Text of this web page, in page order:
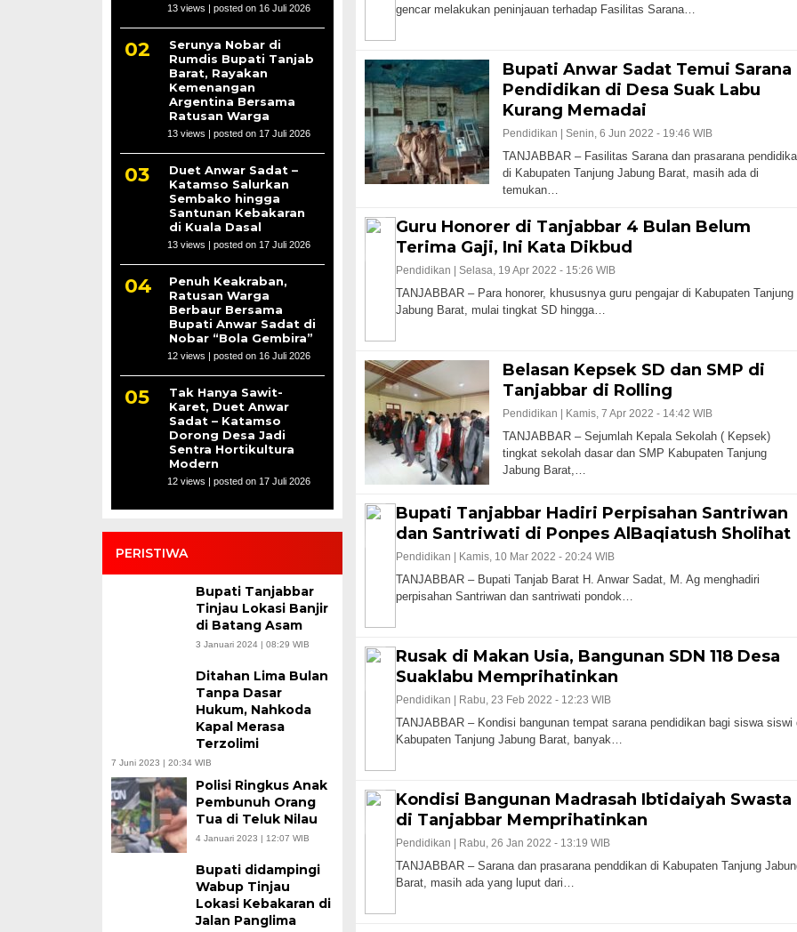
13 views | posted on 16 Juli 2026
Serunya Nobar di
Rumdis Bupati Tanjab
Barat, Rayakan
Kemenangan
Argentina Bersama
Ratusan Warga
13 views | posted on 17 Juli 2026
Duet Anwar Sadat –
Katamso Salurkan
Sembako hingga
Santunan Kebakaran
di Kuala Dasal
13 views | posted on 17 Juli 2026
Penuh Keakraban,
Ratusan Warga
Berbaur Bersama
Bupati Anwar Sadat di
Nobar “Bola Gembira”
12 views | posted on 16 Juli 2026
Tak Hanya Sawit-
Karet, Duet Anwar
Sadat – Katamso
Dorong Desa Jadi
Sentra Hortikultura
Modern
12 views | posted on 17 Juli 2026
PERISTIWA
Bupati Tanjabbar
Tinjau Lokasi Banjir
di Batang Asam
3 Januari 2024 | 08:29 WIB
Ditahan Lima Bulan
Tanpa Dasar
Hukum, Nahkoda
Kapal Merasa
Terzolimi
7 Juni 2023 | 20:34 WIB
Polisi Ringkus Anak
Pembunuh Orang
Tua di Teluk Nilau
4 Januari 2023 | 12:07 WIB
Bupati didampingi
Wabup Tinjau
Lokasi Kebakaran di
Jalan Panglima
gencar melakukan peninjauan terhadap Fasilitas Sarana…
Bupati Anwar Sadat Temui Sarana
Pendidikan di Desa Suak Labu
Kurang Memadai
Pendidikan | Senin, 6 Jun 2022 - 19:46 WIB
TANJABBAR – Fasilitas Sarana dan prasarana
di Kabupaten Tanjung Jabung Barat, masih ada di
temukan…
Guru Honorer di Tanjabbar 4 Bulan Belum
Terima Gaji, Ini Kata Dikbud
Pendidikan | Selasa, 19 Apr 2022 - 15:26 WIB
TANJABBAR – Para honorer, khususnya guru pengajar di Kabupaten Tanjung
Jabung Barat, mulai tingkat SD hingga…
Belasan Kepsek SD dan SMP di
Tanjabbar di Rolling
Pendidikan | Kamis, 7 Apr 2022 - 14:42 WIB
TANJABBAR – Sejumlah Kepala Sekolah ( Kepsek)
tingkat sekolah dasar dan SMP Kabupaten Tanjung
Jabung Barat,…
Bupati Tanjabbar Hadiri Perpisahan Santriwan
dan Santriwati di Ponpes AlBaqiatush Sholihat
Pendidikan | Kamis, 10 Mar 2022 - 20:24 WIB
TANJABBAR – Bupati Tanjab Barat H. Anwar Sadat, M. Ag menghadiri
perpisahan Santriwan dan santriwati pondok…
Rusak di Makan Usia, Bangunan SDN 118 Desa
Suaklabu Memprihatinkan
Pendidikan | Rabu, 23 Feb 2022 - 12:23 WIB
TANJABBAR – Kondisi bangunan tempat sarana pendidikan bagi siswa siswi
Kabupaten Tanjung Jabung Barat, banyak…
Kondisi Bangunan Madrasah Ibtidaiyah Swasta
di Tanjabbar Memprihatinkan
Pendidikan | Rabu, 26 Jan 2022 - 13:19 WIB
TANJABBAR – Sarana dan prasarana penddikan di Kabupaten Tanjung
Barat, masih ada yang luput dari…